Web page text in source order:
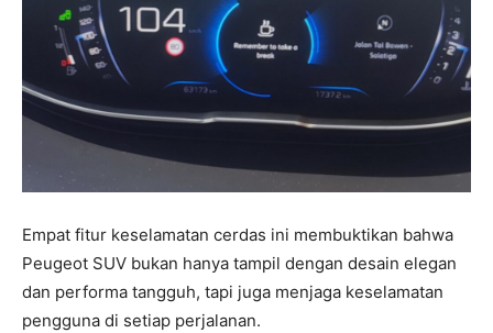
Empat fitur keselamatan cerdas ini membuktikan bahwa
Peugeot SUV bukan hanya tampil dengan desain elegan
dan performa tangguh, tapi juga menjaga keselamatan
pengguna di setiap perjalanan.